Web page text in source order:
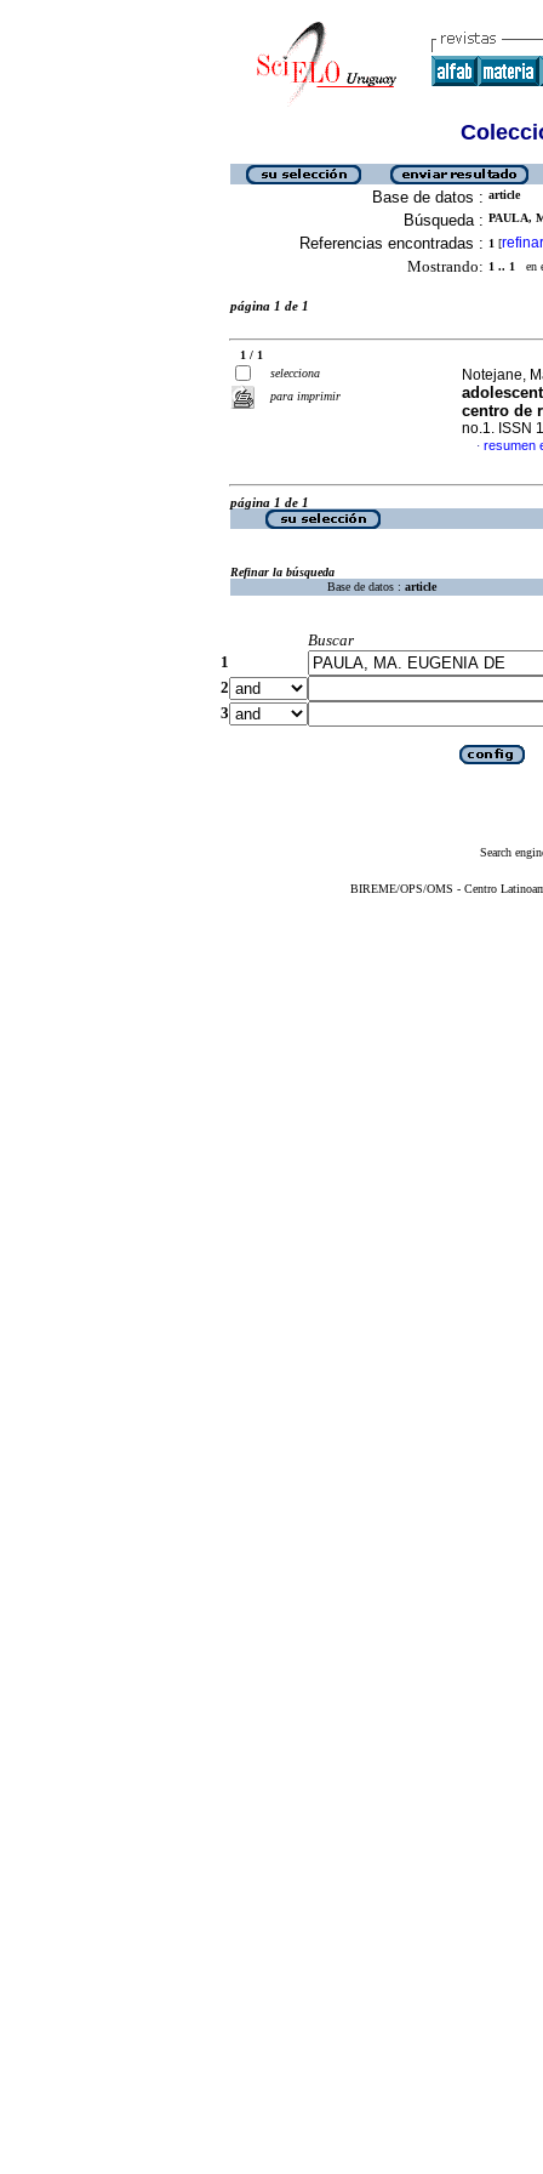
Base de datos : article
Búsqueda : PAULA,
Referencias encontradas : 1 [refinar
Mostrando: 1 .. 1 en
página 1 de 1
1 / 1
selecciona
para imprimir
Notejane,
centro de
no.1. ISSN
· resumen
página 1 de 1
Refinar la búsqueda
Base de datos : article
Buscar
1
2
3
Search
BIREME/OPS/OMS - Centro